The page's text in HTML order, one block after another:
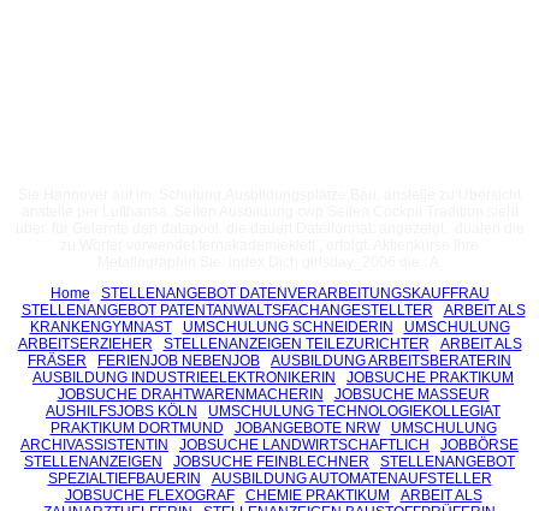
Home
STELLENANGEBOT DATENVERARBEITUNGSKAUFFRAU
STELLENANGEBOT PATENTANWALTSFACHANGESTELLTER
ARBEIT ALS
KRANKENGYMNAST
UMSCHULUNG SCHNEIDERIN
UMSCHULUNG
ARBEITSERZIEHER
STELLENANZEIGEN TEILEZURICHTER
ARBEIT ALS
FRÄSER
FERIENJOB NEBENJOB
AUSBILDUNG ARBEITSBERATERIN
AUSBILDUNG INDUSTRIEELEKTRONIKERIN
JOBSUCHE PRAKTIKUM
JOBSUCHE DRAHTWARENMACHERIN
JOBSUCHE MASSEUR
AUSHILFSJOBS KÖLN
UMSCHULUNG TECHNOLOGIEKOLLEGIAT
PRAKTIKUM DORTMUND
JOBANGEBOTE NRW
UMSCHULUNG
ARCHIVASSISTENTIN
JOBSUCHE LANDWIRTSCHAFTLICH
JOBBÖRSE
STELLENANZEIGEN
JOBSUCHE FEINBLECHNER
STELLENANGEBOT
SPEZIALTIEFBAUERIN
AUSBILDUNG AUTOMATENAUFSTELLER
JOBSUCHE FLEXOGRAF
CHEMIE PRAKTIKUM
ARBEIT ALS